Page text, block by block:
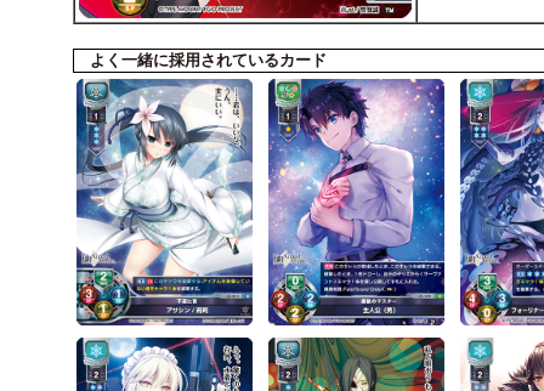
よく一緒に採用されているカード